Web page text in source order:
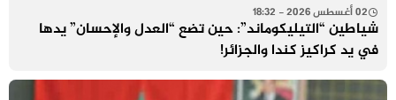
02 أغسطس 2026 - 18:32
شياطين “التيليكوماند”: حين تضع “العدل والإحسان” يدها
في يد كراكيز كندا والجزائر!